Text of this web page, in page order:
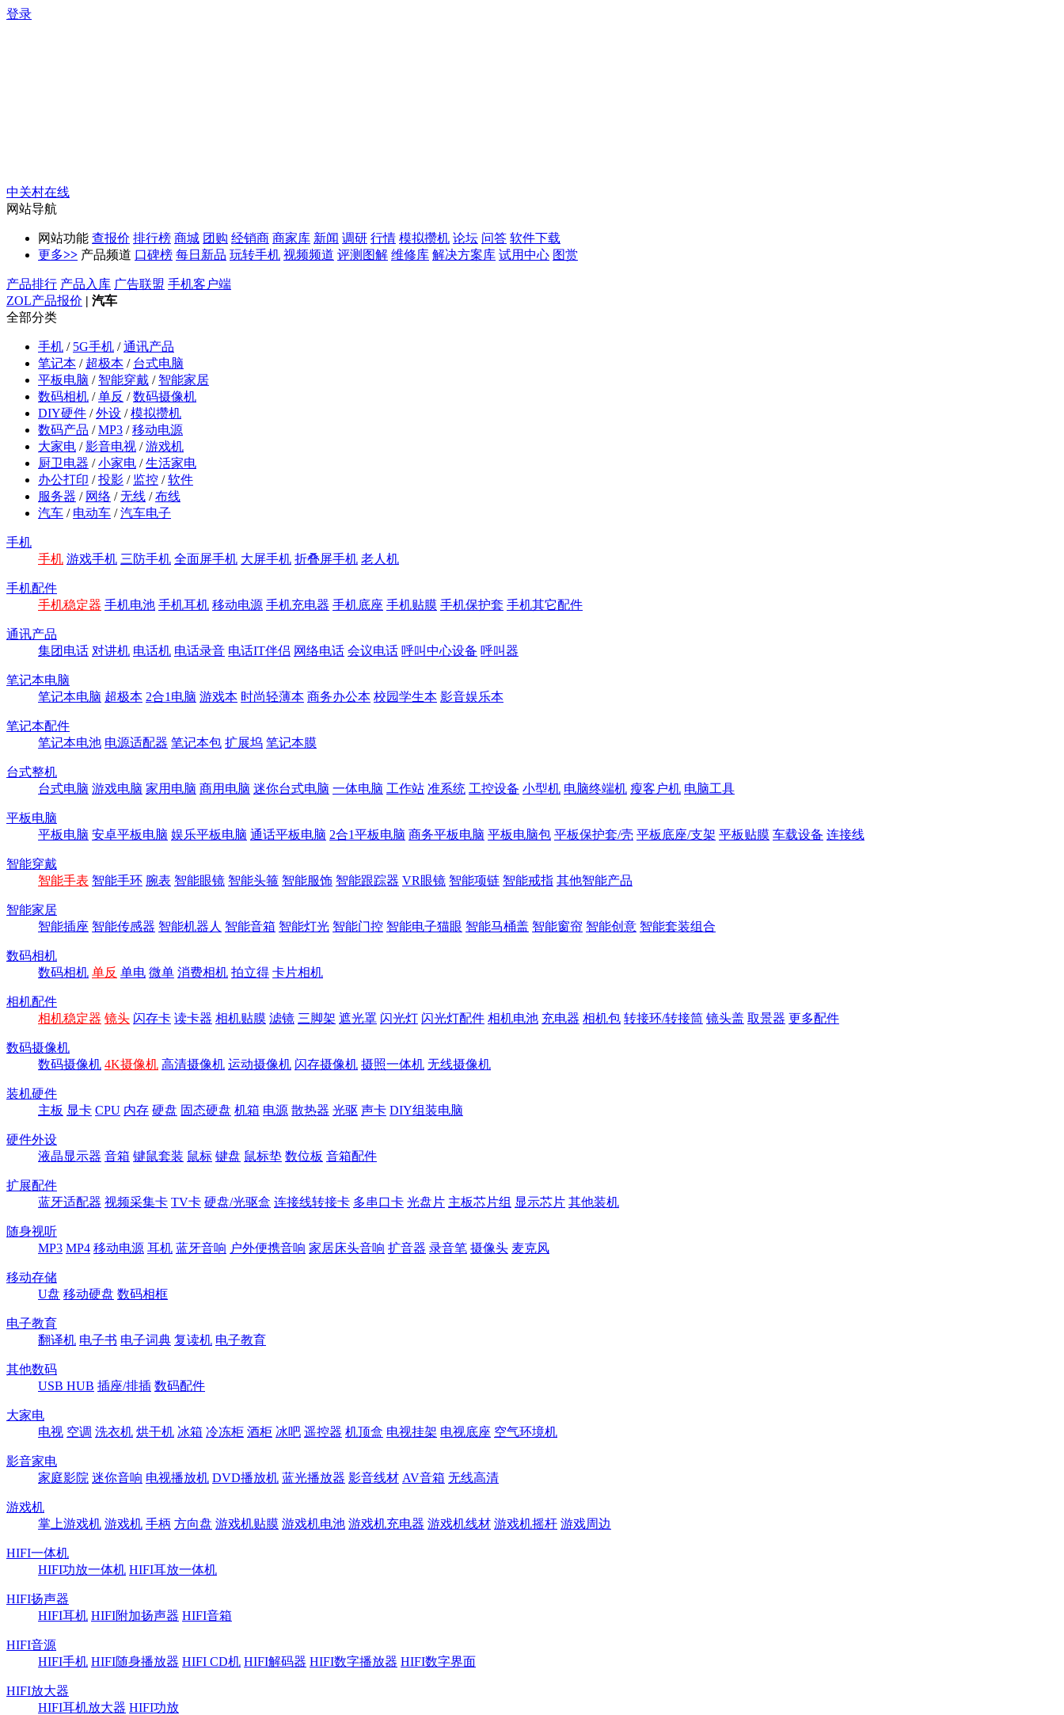
登录
中关村在线
网站导航
网站功能 查报价 排行榜 商城 团购 经销商 商家库 新闻 调研 行情 模拟攒机 论坛 问答 软件下载
更多>> 产品频道 口碑榜 每日新品 玩转手机 视频频道 评测图解 维修库 解决方案库 试用中心 图赏
产品排行 产品入库 广告联盟 手机客户端
ZOL产品报价 | 汽车
全部分类
手机 / 5G手机 /通讯产品
笔记本 / 超极本 / 台式电脑
平板电脑 / 智能穿戴 / 智能家居
数码相机 /单反 /数码摄像机
DIY硬件 /外设 /模拟攒机
数码产品 /MP3 /移动电源
大家电 /影音电视 /游戏机
厨卫电器 /小家电 /生活家电
办公打印 /投影 / 监控 /软件
服务器 / 网络 /无线 /布线
汽车 / 电动车 /汽车电子
手机
手机 游戏手机 三防手机 全面屏手机 大屏手机 折叠屏手机 老人机
手机配件
手机稳定器 手机电池 手机耳机 移动电源 手机充电器 手机底座 手机贴膜 手机保护套 手机其它配件
通讯产品
集团电话 对讲机 电话机 电话录音 电话IT伴侣 网络电话 会议电话 呼叫中心设备 呼叫器
笔记本电脑
笔记本电脑 超极本 2合1电脑 游戏本 时尚轻薄本 商务办公本 校园学生本 影音娱乐本
笔记本配件
笔记本电池 电源适配器 笔记本包 扩展坞 笔记本膜
台式整机
台式电脑 游戏电脑 家用电脑 商用电脑 迷你台式电脑 一体电脑 工作站 准系统 工控设备 小型机 电脑终端机 瘦客户机 电脑工具
平板电脑
平板电脑 安卓平板电脑 娱乐平板电脑 通话平板电脑 2合1平板电脑 商务平板电脑 平板电脑包 平板保护套/壳 平板底座/支架 平板贴膜 车载设备 连接线
智能穿戴
智能手表 智能手环 腕表 智能眼镜 智能头箍 智能服饰 智能跟踪器 VR眼镜 智能项链 智能戒指 其他智能产品
智能家居
智能插座 智能传感器 智能机器人 智能音箱 智能灯光 智能门控 智能电子猫眼 智能马桶盖 智能窗帘 智能创意 智能套装组合
数码相机
数码相机 单反 单电 微单 消费相机 拍立得 卡片相机
相机配件
相机稳定器 镜头 闪存卡 读卡器 相机贴膜 滤镜 三脚架 遮光罩 闪光灯 闪光灯配件 相机电池 充电器 相机包 转接环/转接筒 镜头盖 取景器 更多配件
数码摄像机
数码摄像机 4K摄像机 高清摄像机 运动摄像机 闪存摄像机 摄照一体机 无线摄像机
装机硬件
主板 显卡 CPU 内存 硬盘 固态硬盘 机箱 电源 散热器 光驱 声卡 DIY组装电脑
硬件外设
液晶显示器 音箱 键鼠套装 鼠标 键盘 鼠标垫 数位板 音箱配件
扩展配件
蓝牙适配器 视频采集卡 TV卡 硬盘/光驱盒 连接线转接卡 多串口卡 光盘片 主板芯片组 显示芯片 其他装机
随身视听
MP3 MP4 移动电源 耳机 蓝牙音响 户外便携音响 家居床头音响 扩音器 录音笔 摄像头 麦克风
移动存储
U盘 移动硬盘 数码相框
电子教育
翻译机 电子书 电子词典 复读机 电子教育
其他数码
USB HUB 插座/排插 数码配件
大家电
电视 空调 洗衣机 烘干机 冰箱 冷冻柜 酒柜 冰吧 遥控器 机顶盒 电视挂架 电视底座 空气环境机
影音家电
家庭影院 迷你音响 电视播放机 DVD播放机 蓝光播放器 影音线材 AV音箱 无线高清
游戏机
掌上游戏机 游戏机 手柄 方向盘 游戏机贴膜 游戏机电池 游戏机充电器 游戏机线材 游戏机摇杆 游戏周边
HIFI一体机
HIFI功放一体机 HIFI耳放一体机
HIFI扬声器
HIFI耳机 HIFI附加扬声器 HIFI音箱
HIFI音源
HIFI手机 HIFI随身播放器 HIFI CD机 HIFI解码器 HIFI数字播放器 HIFI数字界面
HIFI放大器
HIFI耳机放大器 HIFI功放